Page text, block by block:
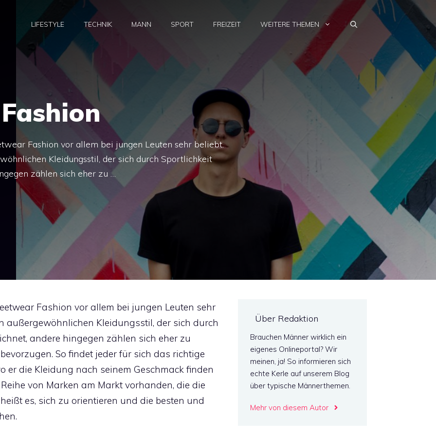
LIFESTYLE TECHNIK MANN SPORT FREIZEIT WEITERE THEMEN
Fashion vor allem bei jungen Leuten sehr beliebt.
Kleidungsstil, der sich durch Sportlichkeit
zählen sich eher zu …
Fashion vor allem bei jungen Leuten sehr
außergewöhnlichen Kleidungsstil, der sich durch
andere hingegen zählen sich eher zu
So findet jeder für sich das richtige
er die Kleidung nach seinem Geschmack finden
von Marken am Markt vorhanden, die die
es, sich zu orientieren und die besten und
Über Redaktion
Brauchen Männer wirklich ein
eigenes Onlineportal? Wir
meinen, ja! So informieren sich
echte Kerle auf unserem Blog
über typische Männerthemen.
Mehr von diesem Autor